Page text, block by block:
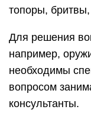
топоры,
Для решения
например,
необходимы
вопросом
консультанты.